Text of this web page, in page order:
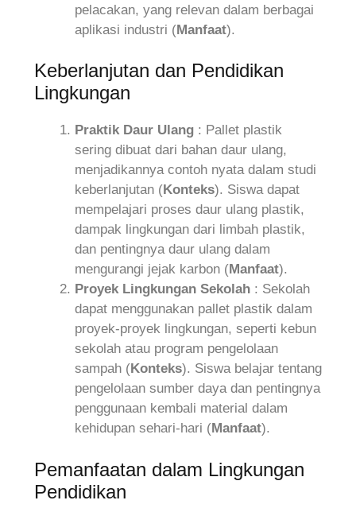
pelacakan, yang relevan dalam berbagai
aplikasi industri (Manfaat).
Keberlanjutan dan Pendidikan
Lingkungan
Praktik Daur Ulang : Pallet plastik
sering dibuat dari bahan daur ulang,
menjadikannya contoh nyata dalam studi
keberlanjutan (Konteks). Siswa dapat
mempelajari proses daur ulang plastik,
dampak lingkungan dari limbah plastik,
dan pentingnya daur ulang dalam
mengurangi jejak karbon (Manfaat).
Proyek Lingkungan Sekolah : Sekolah
dapat menggunakan pallet plastik dalam
proyek-proyek lingkungan, seperti kebun
sekolah atau program pengelolaan
sampah (Konteks). Siswa belajar tentang
pengelolaan sumber daya dan pentingnya
penggunaan kembali material dalam
kehidupan sehari-hari (Manfaat).
Pemanfaatan dalam Lingkungan
Pendidikan